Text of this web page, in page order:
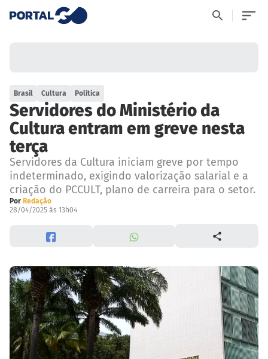
Brasil Cultura Política
Servidores do Ministério da
Cultura entram em greve nesta
terça
Servidores da Cultura iniciam greve por tempo
indeterminado, exigindo valorização salarial e a
criação do PCCULT, plano de carreira para o setor.
Por Redação
28/04/2025 às 13h04